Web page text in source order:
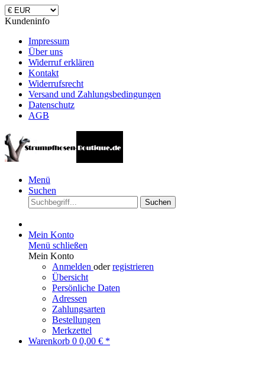
Kundeninfo
Impressum
Über uns
Widerruf erklären
Kontakt
Widerrufsrecht
Versand und Zahlungsbedingungen
Datenschutz
AGB
Menü
Suchen
Suchen
Mein Konto
Menü schließen
Mein Konto
Anmelden oderregistrieren
Übersicht
Persönliche Daten
Adressen
Zahlungsarten
Bestellungen
Merkzettel
Warenkorb 0 0,00 € *